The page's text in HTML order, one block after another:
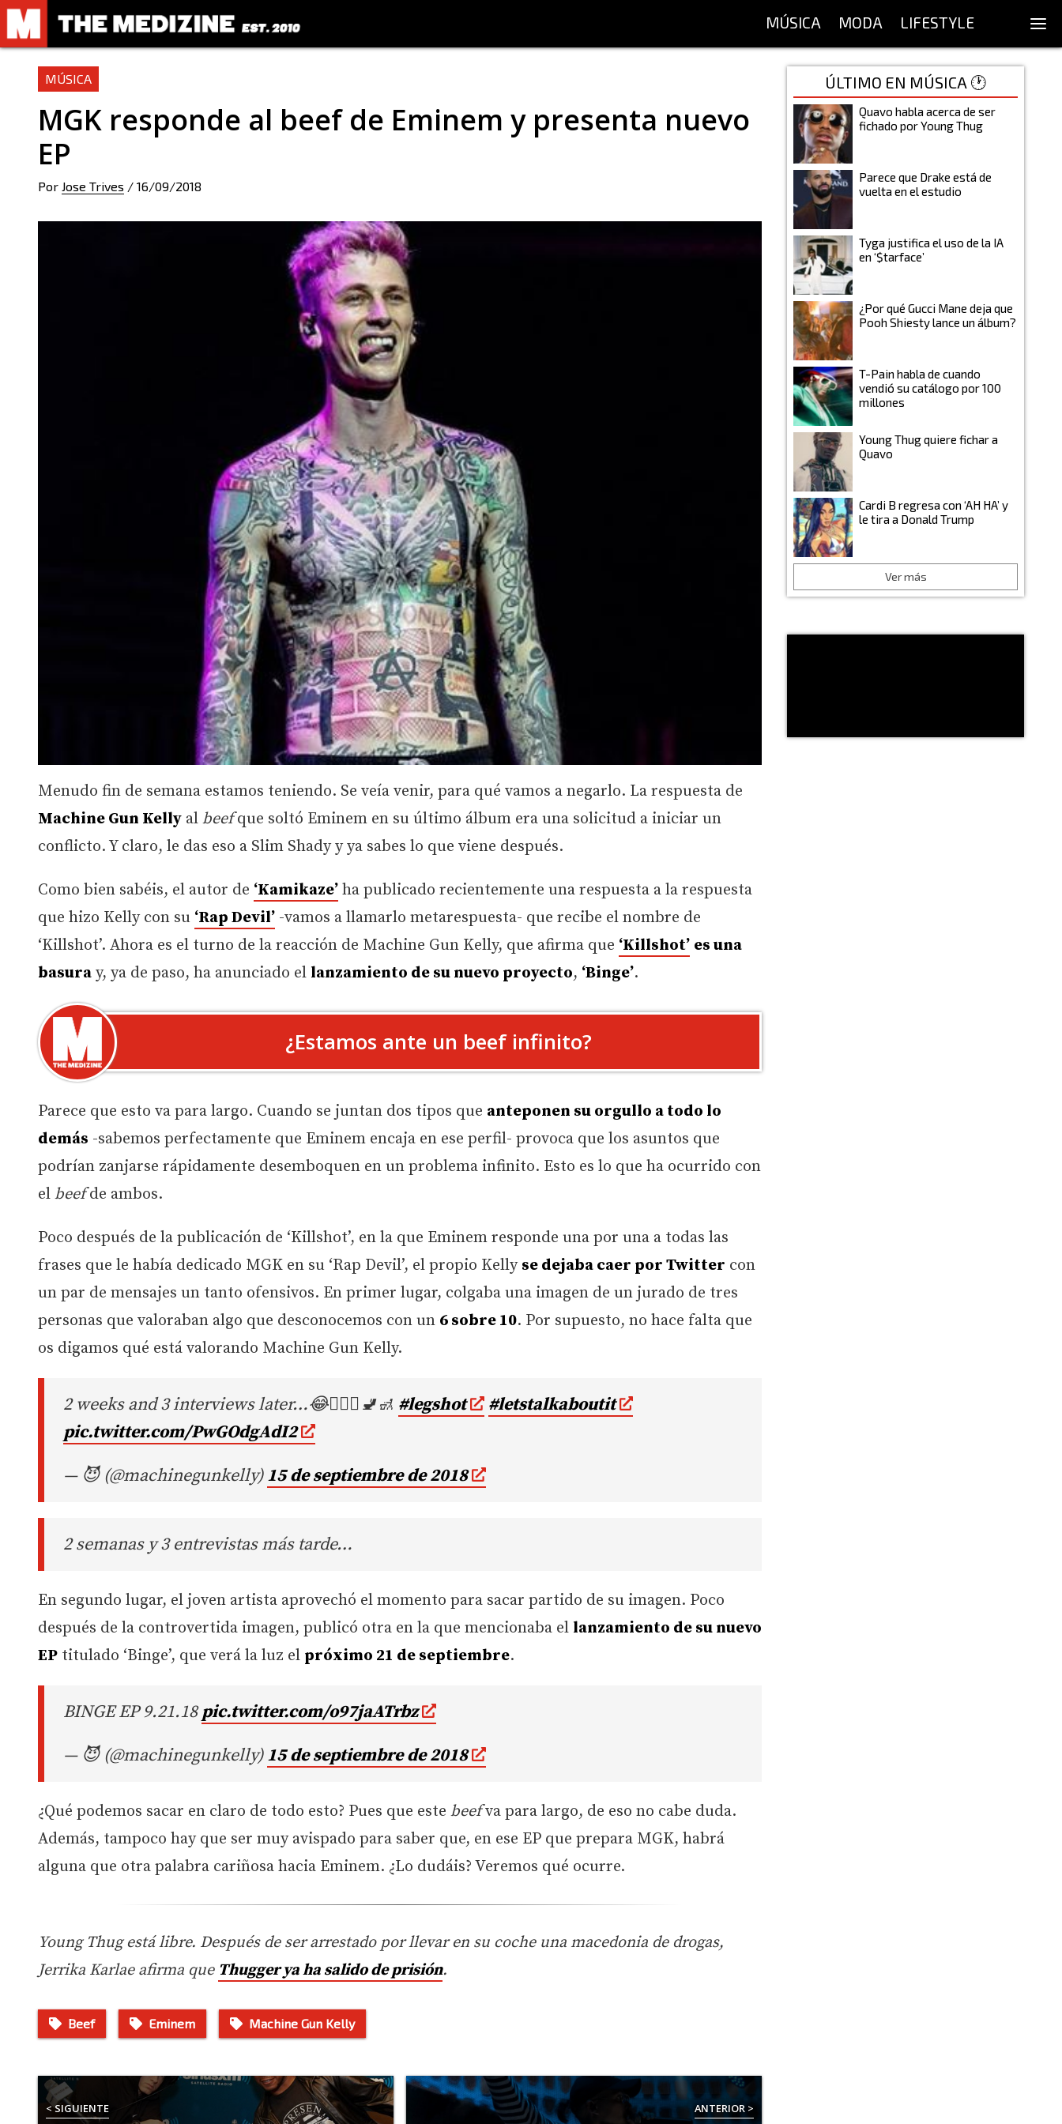
MÚSICA MODA LIFESTYLE
MÚSICA
MGK responde al beef de Eminem y presenta nuevo
EP
Por Jose Trives / 16/09/2018
Menudo fin de semana estamos teniendo. Se veía venir, para qué vamos a negarlo. La respuesta de
Machine Gun Kelly al beefque soltó Eminem en su último álbum era una solicitud a iniciar un
conflicto. Y claro, le das eso a Slim Shady y ya sabes lo que viene después.
Como bien sabéis, el autor de ‘Kamikaze’ ha publicado recientemente una respuesta a la respuesta
que hizo Kelly con su ‘Rap Devil’ -vamos a llamarlo metarespuesta- que recibe el nombre de
‘Killshot’. Ahora es el turno de la reacción de Machine Gun Kelly, que afirma que ‘Killshot’ es una
basura y, ya de paso, ha anunciado el lanzamiento de su nuevo proyecto, ‘Binge’.
¿Estamos ante un beef infinito?
Parece que esto va para largo. Cuando se juntan dos tipos que anteponen su orgullo a todo lo
demás -sabemos perfectamente que Eminem encaja en ese perfil- provoca que los asuntos que
podrían zanjarse rápidamente desemboquen en un problema infinito. Esto es lo que ha ocurrido con
el beefde ambos.
Poco después de la publicación de ‘Killshot’, en la que Eminem responde una por una a todas las
frases que le había dedicado MGK en su ‘Rap Devil’, el propio Kelly se dejaba caer por Twitter con
un par de mensajes un tanto ofensivos. En primer lugar, colgaba una imagen de un jurado de tres
personas que valoraban algo que desconocemos con un 6 sobre 10. Por supuesto, no hace falta que
os digamos qué está valorando Machine Gun Kelly.
2 weeks and 3 interviews later…😂🤾🏼‍♂️🚽🚮 #legshot
#letstalkaboutit
pic.twitter.com/PwGOdgAdI2
— 😈 (@machinegunkelly)15 de septiembre de 2018
2 semanas y 3 entrevistas más tarde…
En segundo lugar, el joven artista aprovechó el momento para sacar partido de su imagen. Poco
después de la controvertida imagen, publicó otra en la que mencionaba el lanzamiento de su nuevo
EP titulado ‘Binge’, que verá la luz el próximo 21 de septiembre.
BINGE EP 9.21.18pic.twitter.com/o97jaATrbz
— 😈 (@machinegunkelly)15 de septiembre de 2018
¿Qué podemos sacar en claro de todo esto? Pues que este beefva para largo, de eso no cabe duda.
Además, tampoco hay que ser muy avispado para saber que, en ese EP que prepara MGK, habrá
alguna que otra palabra cariñosa hacia Eminem. ¿Lo dudáis? Veremos qué ocurre.
Young Thug está libre. Después de ser arrestado por llevar en su coche una macedonia de drogas,
Jerrika Karlae afirma que Thugger ya ha salido de prisión.
Beef Eminem Machine Gun Kelly
< SIGUIENTE ANTERIOR >
ÚLTIMO EN MÚSICA 🕐
Quavo habla acerca de ser
fichado por Young Thug
Parece que Drake está de
vuelta en el estudio
Tyga justifica el uso de la IA
en ‘$tarface’
¿Por qué Gucci Mane deja que
Pooh Shiesty lance un álbum?
T-Pain habla de cuando
vendió su catálogo por 100
millones
Young Thug quiere fichar a
Quavo
Cardi B regresa con ‘AH HA’ y
le tira a Donald Trump
Ver más